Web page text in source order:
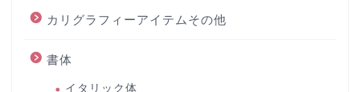
カリグラフィーアイテムその他
書体
イタリック体